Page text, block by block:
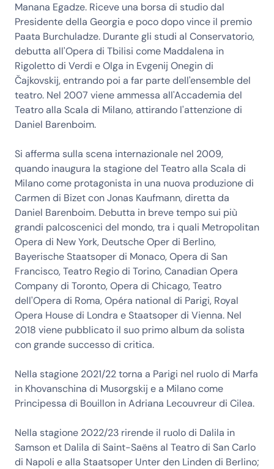
Manana Egadze. Riceve una borsa di studio dal
Presidente della Georgia e poco dopo vince il premio
Paata Burchuladze. Durante gli studi al Conservatorio,
debutta all'Opera di Tbilisi come Maddalena in
Rigoletto di Verdi e Olga in Evgenij Onegin di
Čajkovskij, entrando poi a far parte dell'ensemble del
teatro. Nel 2007 viene ammessa all'Accademia del
Teatro alla Scala di Milano, attirando l'attenzione di
Daniel Barenboim.
Si afferma sulla scena internazionale nel 2009,
quando inaugura la stagione del Teatro alla Scala di
Milano come protagonista in una nuova produzione di
Carmen di Bizet con Jonas Kaufmann, diretta da
Daniel Barenboim. Debutta in breve tempo sui più
grandi palcoscenici del mondo, tra i quali Metropolitan
Opera di New York, Deutsche Oper di Berlino,
Bayerische Staatsoper di Monaco, Opera di San
Francisco, Teatro Regio di Torino, Canadian Opera
Company di Toronto, Opera di Chicago, Teatro
dell'Opera di Roma, Opéra national di Parigi, Royal
Opera House di Londra e Staatsoper di Vienna. Nel
2018 viene pubblicato il suo primo album da solista
con grande successo di critica.
Nella stagione 2021/22 torna a Parigi nel ruolo di Marfa
in Khovanschina di Musorgskij e a Milano come
Principessa di Bouillon in Adriana Lecouvreur di Cilea.
Nella stagione 2022/23 rirende il ruolo di Dalila in
Samson et Dalila di Saint-Saëns al Teatro di San Carlo
di Napoli e alla Staatsoper Unter den Linden di Berlino;